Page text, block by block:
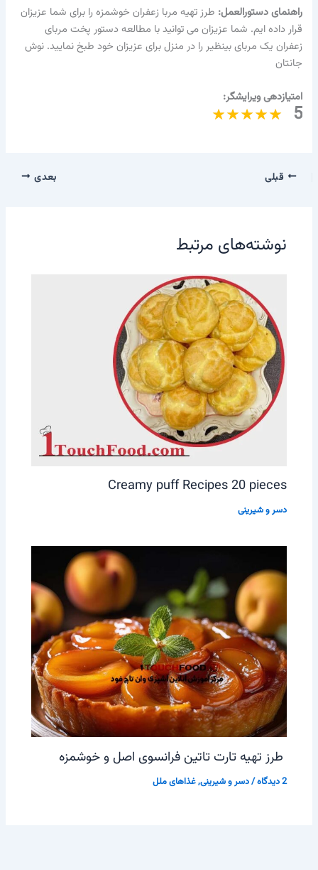
راهنمای دستورالعمل: طرز تهیه مربا زعفران خوشمزه را برای شما عزیزان
قرار داده ایم. شما عزیزان می توانید با مطالعه دستور پخت مربای
زعفران یک مربای بینظیر را در منزل برای عزیزان خود طبخ نمایید. نوش
جانتان
امتیازدهی ویرایشگر:
5
قبلی بعدی
نوشته‌های مرتبط
Creamy puff Recipes 20 pieces
دسر و شیرینی
طرز تهیه تارت تاتین فرانسوی اصل و خوشمزه
2 دیدگاه /دسر و شیرینی,غذاهای ملل